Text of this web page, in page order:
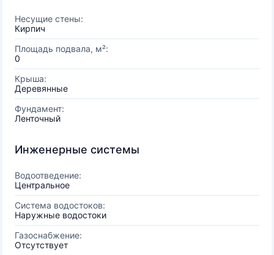
Несущие стены:
Кирпич
Площадь подвала, м²:
0
Крыша:
Деревянные
Фундамент:
Ленточный
Инженерные системы
Водоотведение:
Центральное
Система водостоков:
Наружные водостоки
Газоснабжение:
Отсутствует